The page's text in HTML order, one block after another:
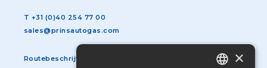
T +31 (0)40 254 77 00
sales@prinsautogas.com
Routebeschrijving ×